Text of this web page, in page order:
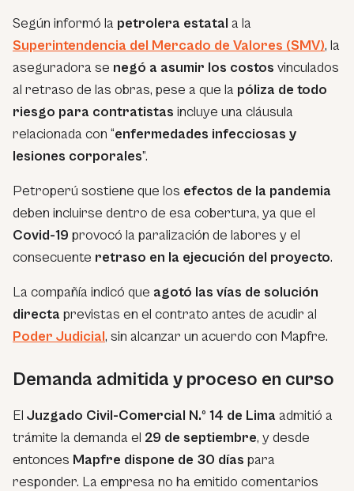
Según informó la petrolera estatal a la
Superintendencia del Mercado de Valores (SMV), la
aseguradora se negó a asumir los costos vinculados
al retraso de las obras, pese a que la póliza de todo
riesgo para contratistas incluye una cláusula
relacionada con “enfermedades infecciosas y
lesiones corporales”.
Petroperú sostiene que los efectos de la pandemia
deben incluirse dentro de esa cobertura, ya que el
Covid-19 provocó la paralización de labores y el
consecuente retraso en la ejecución del proyecto.
La compañía indicó que agotó las vías de solución
directa previstas en el contrato antes de acudir al
Poder Judicial, sin alcanzar un acuerdo con Mapfre.
Demanda admitida y proceso en curso
El Juzgado Civil-Comercial N.º 14 de Lima admitió a
trámite la demanda el 29 de septiembre, y desde
entonces Mapfre dispone de 30 días para
responder. La empresa no ha emitido comentarios